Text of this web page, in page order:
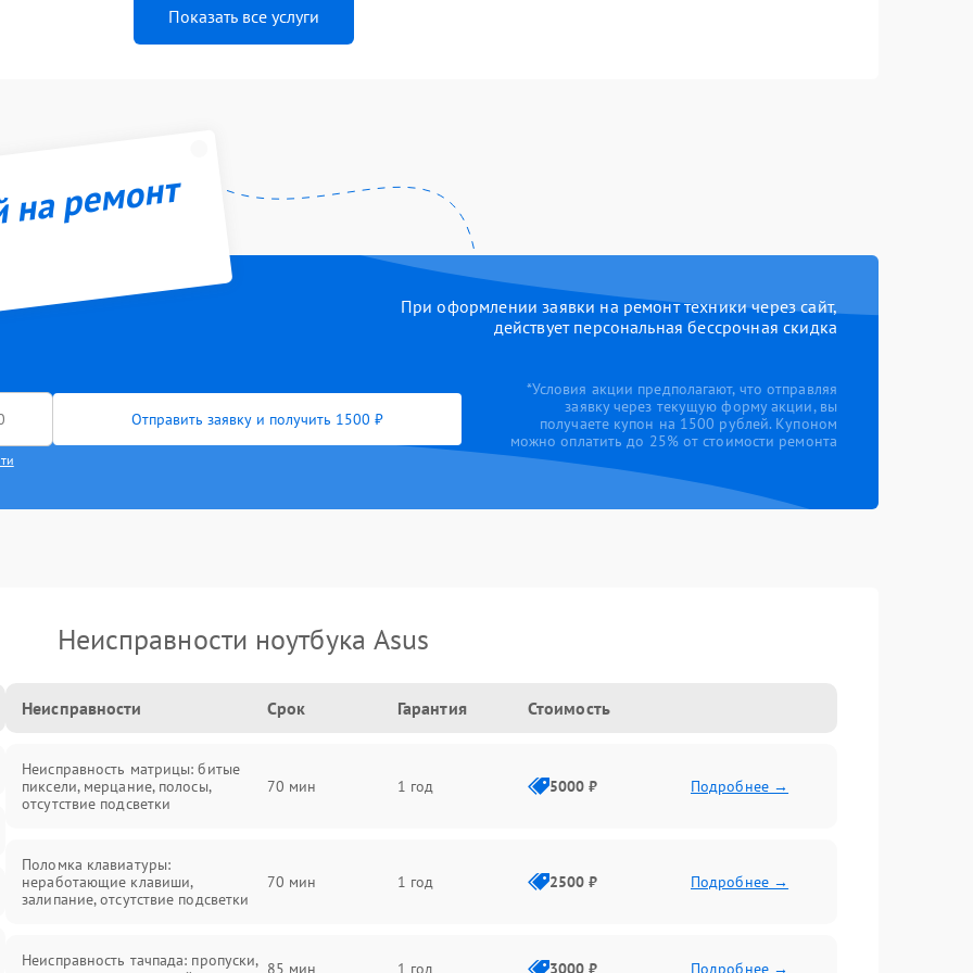
Показать все услуги
ремонт
При оформлении заявки на ремонт техники через сайт,
действует персональная бессрочная скидка
Отправить заявку и получить 1500 ₽
*Условия акции предполагают, что отправляя
заявку через текущую форму акции, вы
получаете купон на 1500 рублей. Купоном
можно оплатить до 25% от стоимости ремонта
Неисправности ноутбука Asus
Неисправности Срок Гарантия Стоимость
Неисправность матрицы: битые
пиксели, мерцание, полосы,
отсутствие подсветки
70 мин 1 год 5000 ₽ Подробнее →
Поломка клавиатуры:
неработающие клавиши,
залипание, отсутствие подсветки
70 мин 1 год 2500 ₽ Подробнее →
Неисправность тачпада: пропуски, 85 мин 1 год 3000 ₽ Подробнее →